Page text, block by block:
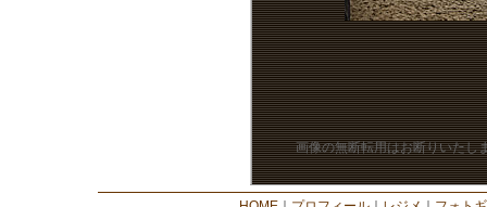
画像の無断転用はお断りいたし